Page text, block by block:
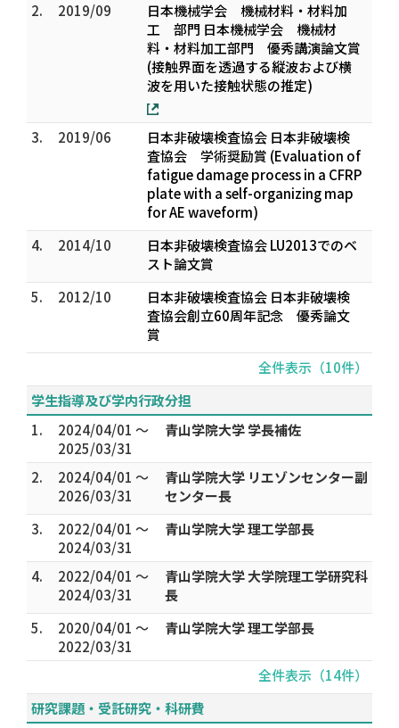
2. 2019/09
日本機械学会 機械材料・材料加
工 部門 日本機械学会 機械材
料・材料加工部門 優秀講演論文賞
(接触界面を透過する縦波および横
波を用いた接触状態の推定)
3. 2019/06
日本非破壊検査協会 日本非破壊検
査協会 学術奨励賞 (Evaluation of
fatigue damage process in a CFRP
plate with a self-organizing map
for AE waveform)
4.
2014/10
日本非破壊検査協会 LU2013でのベ
スト論文賞
5.
2012/10
日本非破壊検査協会 日本非破壊検
査協会創立60周年記念 優秀論文
賞
全件表示（10件）
学生指導及び学内行政分担
1.
2024/04/01 ～
2025/03/31
青山学院大学 学長補佐
2.
2024/04/01 ～
2026/03/31
青山学院大学 リエゾンセンター副
センター長
3.
2022/04/01 ～
2024/03/31
青山学院大学 理工学部長
4.
2022/04/01 ～
2024/03/31
青山学院大学 大学院理工学研究科
長
5.
2020/04/01 ～
2022/03/31
青山学院大学 理工学部長
全件表示（14件）
研究課題・受託研究・科研費